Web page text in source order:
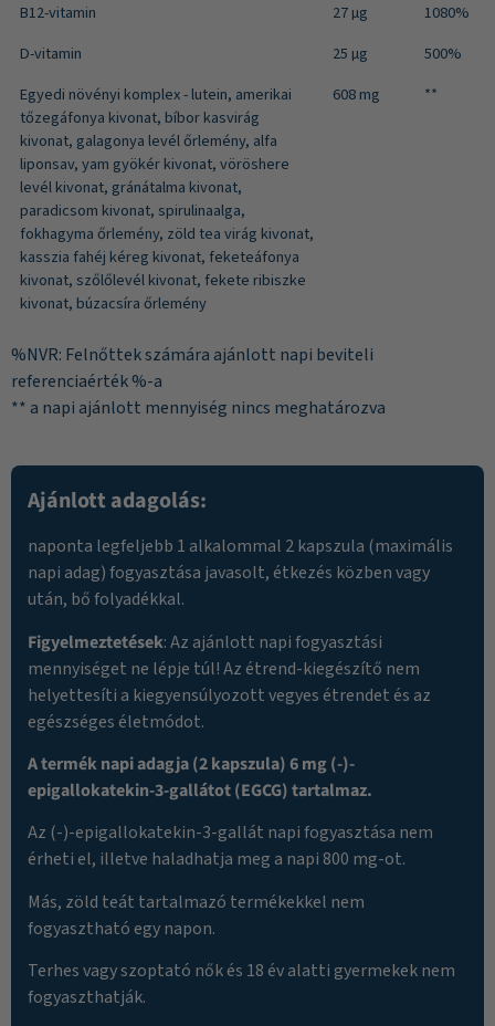
B12-vitamin 27 µg
1080%
D-vitamin
25 µg
500%
Egyedi növényi komplex - lutein, amerikai
tőzegáfonya kivonat, bíbor kasvirág
kivonat, galagonya levél őrlemény, alfa
liponsav, yam gyökér kivonat, vöröshere
levél kivonat, gránátalma kivonat,
paradicsom kivonat, spirulinaalga,
fokhagyma őrlemény, zöld tea virág kivonat,
kasszia fahéj kéreg kivonat, feketeáfonya
kivonat, szőlőlevél kivonat, fekete ribiszke
kivonat, búzacsíra őrlemény
608 mg **
%NVR: Felnőttek számára ajánlott napi beviteli
referenciaérték %-a
** a napi ajánlott mennyiség nincs meghatározva
Ajánlott adagolás:
naponta legfeljebb 1 alkalommal 2 kapszula (maximális
napi adag) fogyasztása javasolt, étkezés közben vagy
után, bő folyadékkal.
Figyelmeztetések: Az ajánlott napi fogyasztási
mennyiséget ne lépje túl! Az étrend-kiegészítő nem
helyettesíti a kiegyensúlyozott vegyes étrendet és az
egészséges életmódot.
A termék napi adagja (2 kapszula) 6 mg (-)-
epigallokatekin-3-gallátot (EGCG) tartalmaz.
Az (-)-epigallokatekin-3-gallát napi fogyasztása nem
érheti el, illetve haladhatja meg a napi 800 mg-ot.
Más, zöld teát tartalmazó termékekkel nem
fogyasztható egy napon.
Terhes vagy szoptató nők és 18 év alatti gyermekek nem
fogyaszthatják.